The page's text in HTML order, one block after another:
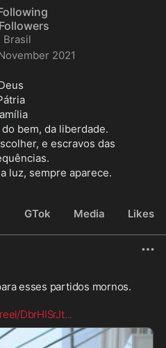
Followers
Brasil
2021
bem, da liberdade.
e escravos das
luz, sempre aparece.
GTok Media Likes
esses partidos mornos.
DbrHISrJt...